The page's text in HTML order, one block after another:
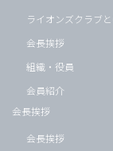
ライオンズクラブ
会長挨拶
組織・役員
会員紹介
会長挨拶
会長挨拶